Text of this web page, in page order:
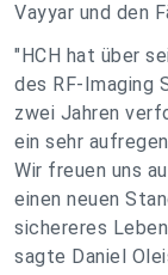
Vayyar und den
"HCH hat über
des RF-Imaging
zwei Jahren
ein sehr
Wir freuen uns
einen neuen
sichereres
sagte Daniel